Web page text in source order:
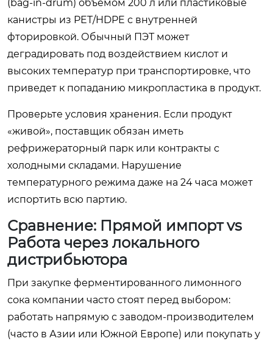
(bag-in-drum) объемом 200 л или пластиковые
канистры из PET/HDPE с внутренней
фторировкой. Обычный ПЭТ может
деградировать под воздействием кислот и
высоких температур при транспортировке, что
приведет к попаданию микропластика в продукт.
Проверьте условия хранения. Если продукт
«живой», поставщик обязан иметь
рефрижераторный парк или контракты с
холодными складами. Нарушение
температурного режима даже на 24 часа может
испортить всю партию.
Сравнение: Прямой импорт vs
Работа через локального
дистрибьютора
При закупке ферментированного лимонного
сока компании часто стоят перед выбором:
работать напрямую с заводом-производителем
(часто в Азии или Южной Европе) или покупать у